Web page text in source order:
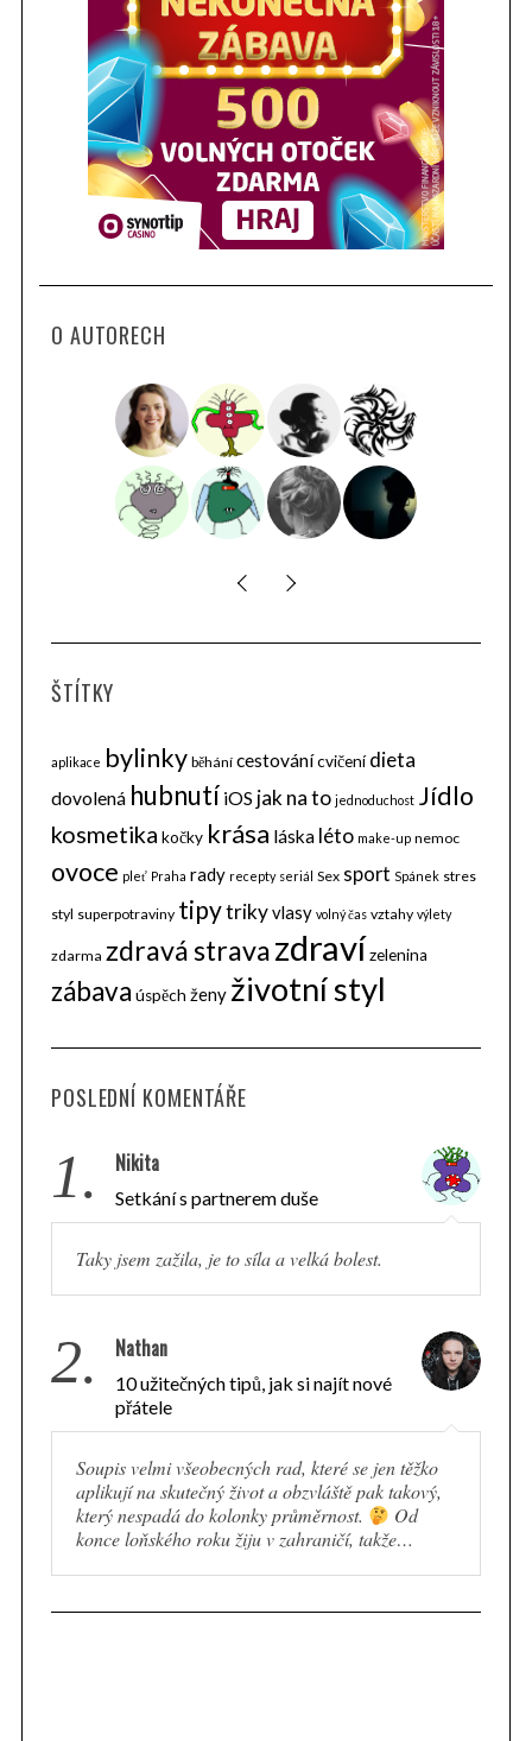
O AUTORECH
ŠTÍTKY
aplikace bylinky běhání cestovánícvičení dieta
dovolená hubnutí iOS jak na to jednoduchost Jídlo
kosmetika kočky krása láska léto make-up nemoc
ovoce pleť Praha rady recepty seriál Sex sport Spánek stres
styl superpotraviny tipytrikyvlasy volný čas vztahy výlety
zdarma zdravá stravazdravízelenina
zábava úspěch ženy životní styl
POSLEDNÍ KOMENTÁŘE
1. Nikita
Setkání s partnerem duše
Taky jsem zažila, je to síla a velká bolest.
2. Nathan
10 užitečných tipů, jak si najít nové
přátele
Soupis velmi všeobecných rad, které se jen těžko
aplikují na skutečný život a obzvláště pak takový,
který nespadá do kolonky průměrnost.
Od
konce loňského roku žiju v zahraničí, takže…
S